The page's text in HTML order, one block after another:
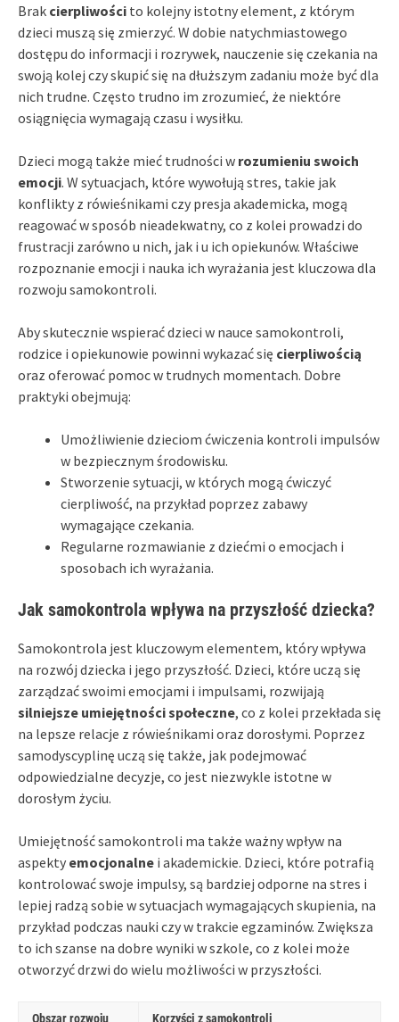
Brak cierpliwości to kolejny istotny element, z którym
dzieci muszą się zmierzyć. W dobie natychmiastowego
dostępu do informacji i rozrywek, nauczenie się czekania na
swoją kolej czy skupić się na dłuższym zadaniu może być dla
nich trudne. Często trudno im zrozumieć, że niektóre
osiągnięcia wymagają czasu i wysiłku.
Dzieci mogą także mieć trudności w rozumieniu swoich
emocji. W sytuacjach, które wywołują stres, takie jak
konflikty z rówieśnikami czy presja akademicka, mogą
reagować w sposób nieadekwatny, co z kolei prowadzi do
frustracji zarówno u nich, jak i u ich opiekunów. Właściwe
rozpoznanie emocji i nauka ich wyrażania jest kluczowa dla
rozwoju samokontroli.
Aby skutecznie wspierać dzieci w nauce samokontroli,
rodzice i opiekunowie powinni wykazać się cierpliwością
oraz oferować pomoc w trudnych momentach. Dobre
praktyki obejmują:
Umożliwienie dzieciom ćwiczenia kontroli impulsów
w bezpiecznym środowisku.
Stworzenie sytuacji, w których mogą ćwiczyć
cierpliwość, na przykład poprzez zabawy
wymagające czekania.
Regularne rozmawianie z dziećmi o emocjach i
sposobach ich wyrażania.
Jak samokontrola wpływa na przyszłość dziecka?
Samokontrola jest kluczowym elementem, który wpływa
na rozwój dziecka i jego przyszłość. Dzieci, które uczą się
zarządzać swoimi emocjami i impulsami, rozwijają
silniejsze umiejętności społeczne, co z kolei przekłada się
na lepsze relacje z rówieśnikami oraz dorosłymi. Poprzez
samodyscyplinę uczą się także, jak podejmować
odpowiedzialne decyzje, co jest niezwykle istotne w
dorosłym życiu.
Umiejętność samokontroli ma także ważny wpływ na
aspekty emocjonalne i akademickie. Dzieci, które potrafią
kontrolować swoje impulsy, są bardziej odporne na stres i
lepiej radzą sobie w sytuacjach wymagających skupienia, na
przykład podczas nauki czy w trakcie egzaminów. Zwiększa
to ich szanse na dobre wyniki w szkole, co z kolei może
otworzyć drzwi do wielu możliwości w przyszłości.
Obszar rozwoju Korzyści z samokontroli